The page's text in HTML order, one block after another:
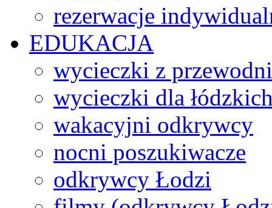
rezerwacje
EDUKACJA
wycieczki z
wycieczki dla
wakacyjni odkrywcy
nocni poszukiwacze
odkrywcy Łodzi